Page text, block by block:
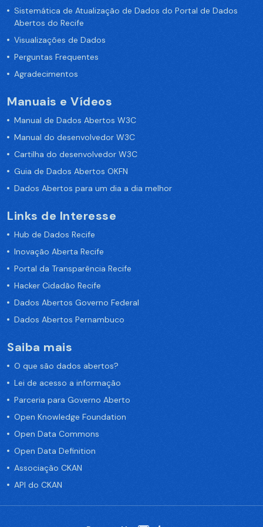
Sistemática de Atualização de Dados do Portal de Dados
Abertos do Recife
Visualizações de Dados
Perguntas Frequentes
Agradecimentos
Manuais e Vídeos
Manual de Dados Abertos W3C
Manual do desenvolvedor W3C
Cartilha do desenvolvedor W3C
Guia de Dados Abertos OKFN
Dados Abertos para um dia a dia melhor
Links de Interesse
Hub de Dados Recife
Inovação Aberta Recife
Portal da Transparência Recife
Hacker Cidadão Recife
Dados Abertos Governo Federal
Dados Abertos Pernambuco
Saiba mais
O que são dados abertos?
Lei de acesso a informação
Parceria para Governo Aberto
Open Knowledge Foundation
Open Data Commons
Open Data Definition
Associação CKAN
API do CKAN